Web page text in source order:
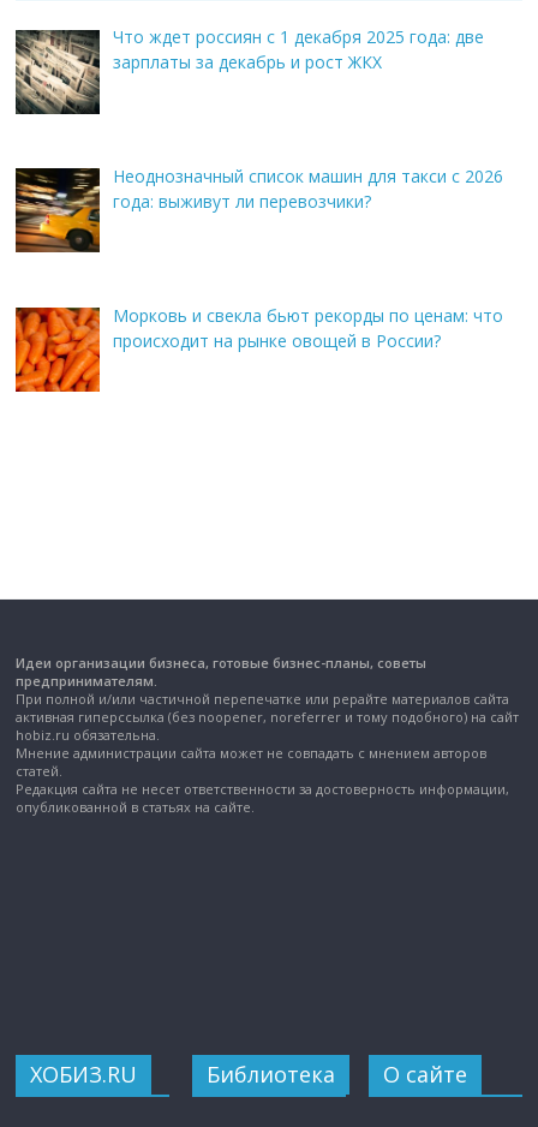
Что ждет россиян с 1 декабря 2025 года: две
зарплаты за декабрь и рост ЖКХ
Неоднозначный список машин для такси с 2026
года: выживут ли перевозчики?
Морковь и свекла бьют рекорды по ценам: что
происходит на рынке овощей в России?
Идеи организации бизнеса, готовые бизнес-планы, советы
предпринимателям.
При полной и/или частичной перепечатке или рерайте материалов сайта
активная гиперссылка (без noopener, noreferrer и тому подобного) на сайт
hobiz.ru обязательна.
Мнение администрации сайта может не совпадать с мнением авторов
статей.
Редакция сайта не несет ответственности за достоверность информации,
опубликованной в статьях на сайте.
ХОБИЗ.RU Библиотека О сайте